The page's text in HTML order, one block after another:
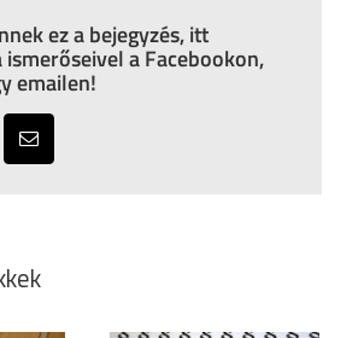
ez a bejegyzés, itt
a Facebookon,
emailen!
Email: